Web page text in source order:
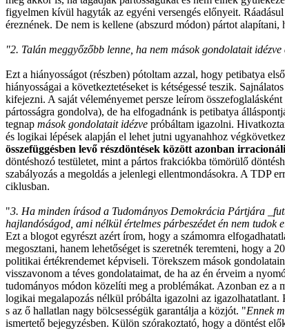
figyelmen kívül hagyták az egyéni versengés előnyeit.
éreznének. De nem is kellene (abszurd módon) pártot
"2. Talán meggyőzőbb lenne, ha nem mások gondolatait
Ezt a hiányosságot (részben) pótoltam azzal, hogy petibatya
hiányosságai a következtetéseket is kétségessé teszik.
kifejezni. A saját véleményemet persze leírom
pártosságra gondolva), de ha elfogadnánk is petibatya
tegnap mások gondolatait idézve próbáltam igazolni.
és logikai lépések alapján el lehet jutni ugyanahhoz
összefüggésben levő részdöntések között azonban
döntéshozó testületet, mint a pártos frakciókba tömörülő
szabályozás a megoldás a jelenlegi ellentmondásokra. A TDP
ciklusban.
"3. Ha minden írásod a Tudományos Demokrácia Pártjára
hajlandóságod, ami nélkül értelmes párbeszédet én nem tudok
Ezt a blogot egyrészt azért írom, hogy a számomra
megosztani, hanem lehetőséget is szeretnék teremteni, hogy a
politikai értékrendemet képviseli. Törekszem mások
visszavonom a téves gondolataimat, de ha az én érveim a
tudományos módon közelíti meg a problémákat. Azonban ez a
logikai megalapozás nélkül próbálta igazolni az
s az ő hallatlan nagy bölcsességük garantálja a közjót. "Ennek
ismertető bejegyzésben. Külön szórakoztató, hogy a döntést